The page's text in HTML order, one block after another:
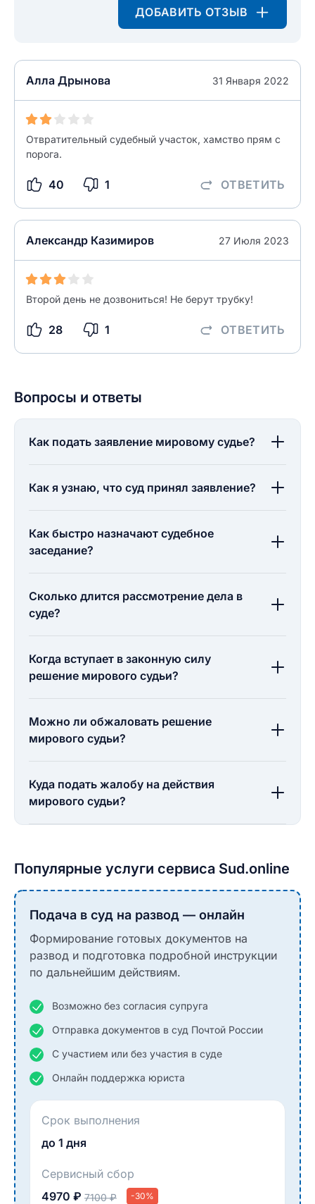
ДОБАВИТЬ ОТЗЫВ
Алла Дрынова 31 Января 2022
Отвратительный судебный участок, хамство прям с
порога.
40 1 ОТВЕТИТЬ
Александр Казимиров 27 Июля 2023
Второй день не дозвониться! Не берут трубку!
28 1 ОТВЕТИТЬ
Введите свое имя
0/500
разрешить публикацию отзыва
ОСТАВИТЬ ОТЗЫВ
Введите свое имя
Ответ на отзыв
ОСТАВИТЬ ОТЗЫВ
Вопросы и ответы
Как подать заявление мировому судье?
Как я узнаю, что суд принял заявление?
Как быстро назначают судебное
заседание?
Сколько длится рассмотрение дела в
суде?
Когда вступает в законную силу
решение мирового судьи?
Можно ли обжаловать решение
мирового судьи?
Куда подать жалобу на действия
мирового судьи?
Популярные услуги сервиса Sud.online
Подача в суд на развод — онлайн
Формирование готовых документов на
развод и подготовка подробной инструкции
по дальнейшим действиям.
Возможно без согласия супруга
Отправка документов в суд Почтой России
С участием или без участия в суде
Онлайн поддержка юриста
Срок выполнения
до 1 дня
Сервисный сбор
4970 ₽ 7100 ₽ -30%
Название населенного пункта
НАЙТИ МЕНЯ